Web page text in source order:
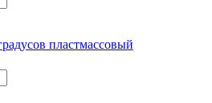
пластмассовый